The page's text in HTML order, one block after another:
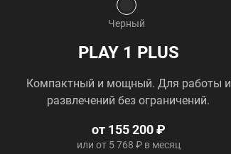
Черный
PLAY 1 PLUS
Компактный и мощный. Для работы и
развлечений без ограничений.
от 155 200 ₽
или от 5 768 ₽ в месяц